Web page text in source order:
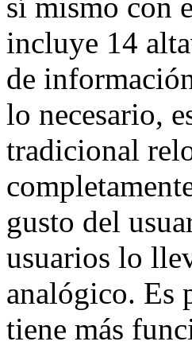
incluye 14
de
lo necesario,
tradicional
gusto del
usuarios lo
analógico. Es
tiene más